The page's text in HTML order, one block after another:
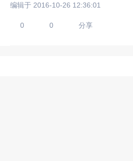
编辑于 2016-10-26 12:36:01
0 0 分享